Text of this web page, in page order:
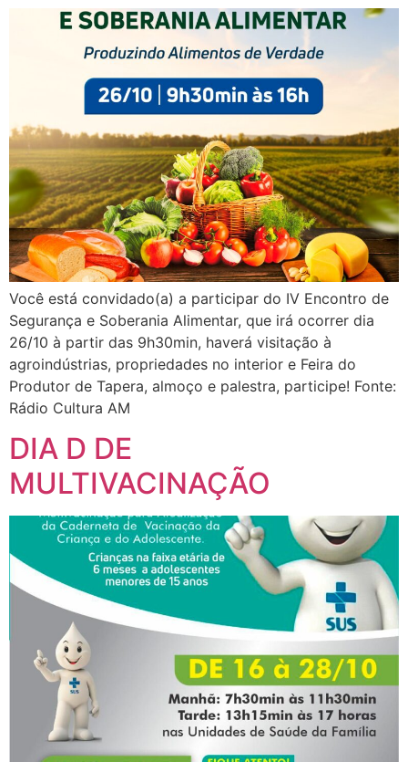
Você está convidado(a) a participar do IV Encontro de
Segurança e Soberania Alimentar, que irá ocorrer dia
26/10 à partir das 9h30min, haverá visitação à
agroindústrias, propriedades no interior e Feira do
Produtor de Tapera, almoço e palestra, participe! Fonte:
Rádio Cultura AM
DIA D DE
MULTIVACINAÇÃO